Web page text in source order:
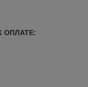
ОПЛАТЕ: